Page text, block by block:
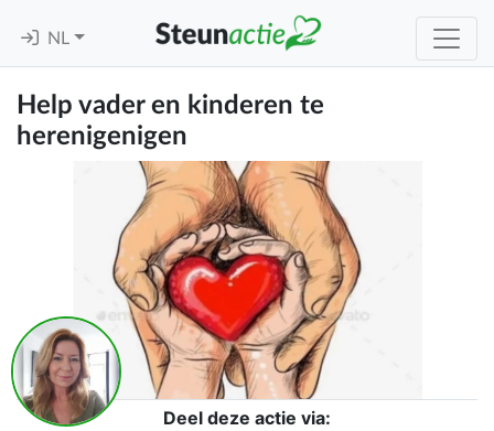
NL
Help vader en kinderen te
herenigenigen
Deel deze actie via: